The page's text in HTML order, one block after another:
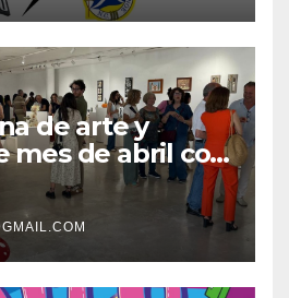
de arte y
mes de abril con
programación de
y espectáculos